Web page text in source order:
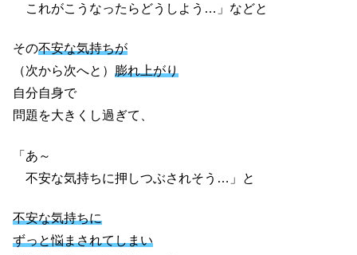
これがこうなったらどうしよう…」などと
その不安な気持ちが
（次から次へと） 膨れ上がり
自分自身で
問題を大きくし過ぎて、
「あ～
不安な気持ちに押しつぶされそう…」と
不安な気持ちに
ずっと悩まされてしまい